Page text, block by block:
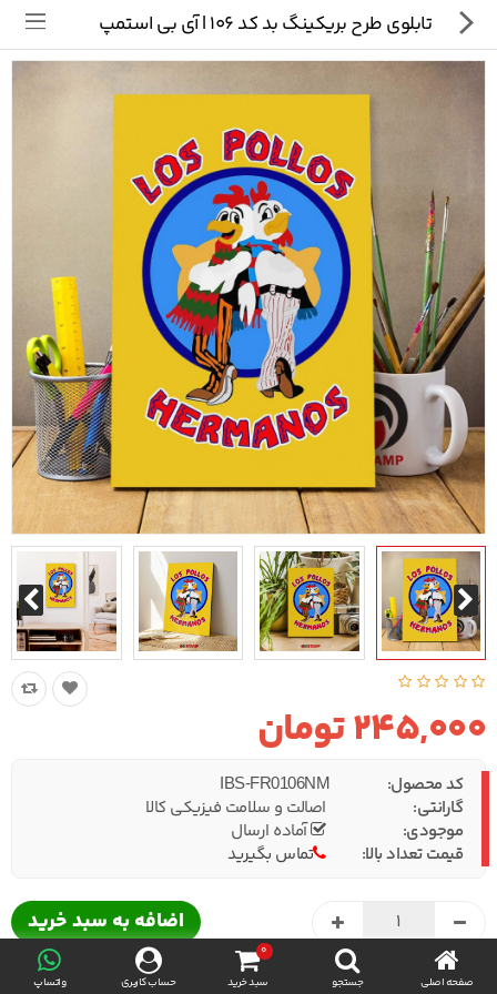
صفحه اصلی جستجو
0
سبد خرید
حساب کاربری واتساپ
تابلوی طرح بریکینگ بد کد 106 | آی بی استمپ
245,000 تومان
کد محصول: IBS-FR0106NM
گارانتی:
اصالت و سلامت فیزیکی کالا
موجودی:
آماده ارسال
قیمت تعداد بالا:
تماس بگیرید
تی شرت
ماگ
پیکسل
سایر محصولات
پیج ما در اینستاگرام سوالات متداول